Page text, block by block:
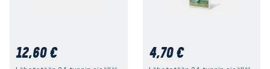
12,60 € 4,70 €